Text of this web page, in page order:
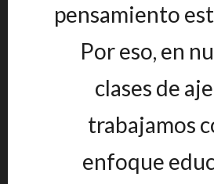
pensamiento
Por eso, en
clases de
trabajamos
enfoque